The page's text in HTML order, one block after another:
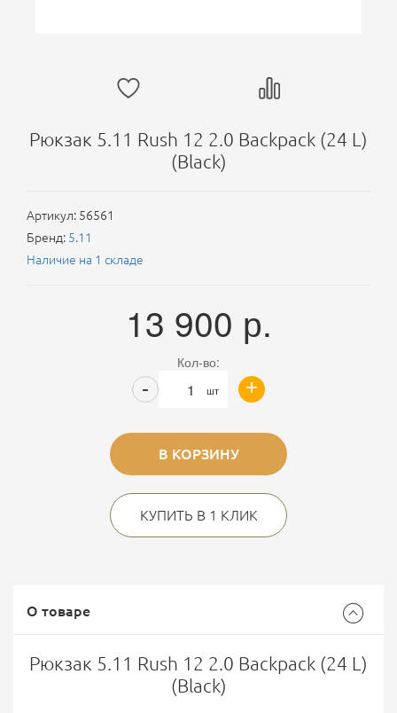
Рюкзак 5.11 Rush 12 2.0 Backpack (24 L)
(Black)
Артикул: 56561
Бренд: 5.11
Наличие на 1 складе
13 900 р.
Кол-во:
шт +
-
В КОРЗИНУ
КУПИТЬ В 1 КЛИК
О товаре
Рюкзак 5.11 Rush 12 2.0 Backpack (24 L)
(Black)